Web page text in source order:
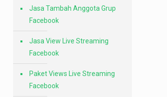
Jasa Tambah Anggota Grup
Facebook
Jasa View Live Streaming
Facebook
Paket Views Live Streaming
Facebook